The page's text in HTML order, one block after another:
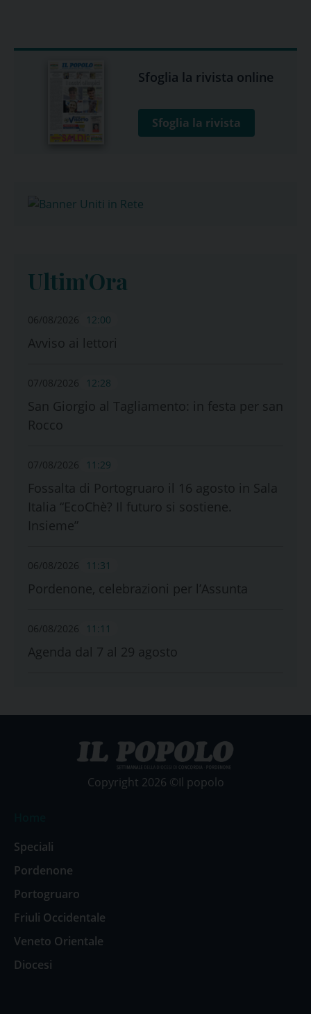
Sfoglia la rivista online
Sfoglia la rivista
Ultim'Ora
06/08/2026 12:00
Avviso ai lettori
07/08/2026 12:28
San Giorgio al Tagliamento: in festa per san
Rocco
07/08/2026 11:29
Fossalta di Portogruaro il 16 agosto in Sala
Italia “EcoChè? Il futuro si sostiene.
Insieme”
06/08/2026 11:31
Pordenone, celebrazioni per l’Assunta
06/08/2026 11:11
Agenda dal 7 al 29 agosto
Copyright 2026 ©Il popolo
Speciali
Pordenone
Portogruaro
Friuli Occidentale
Veneto Orientale
Diocesi